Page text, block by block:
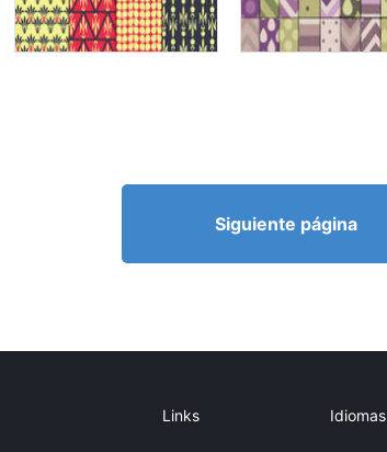
Siguiente página
Links Idiomas